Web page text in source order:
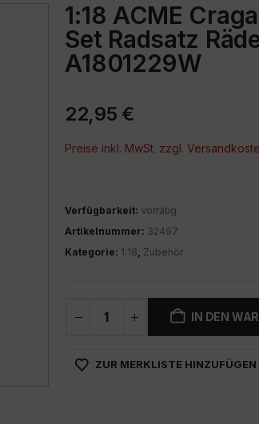
1:18 ACME
Set Radsatz
A1801229W
22,95 €
Preise inkl. MwSt. zzgl.
Verfügbarkeit: Vorrätig
Artikelnummer: 32497
Kategorie: 1:18, Zubehör
IN DEN
ZUR MERKLISTE HINZUFÜGEN